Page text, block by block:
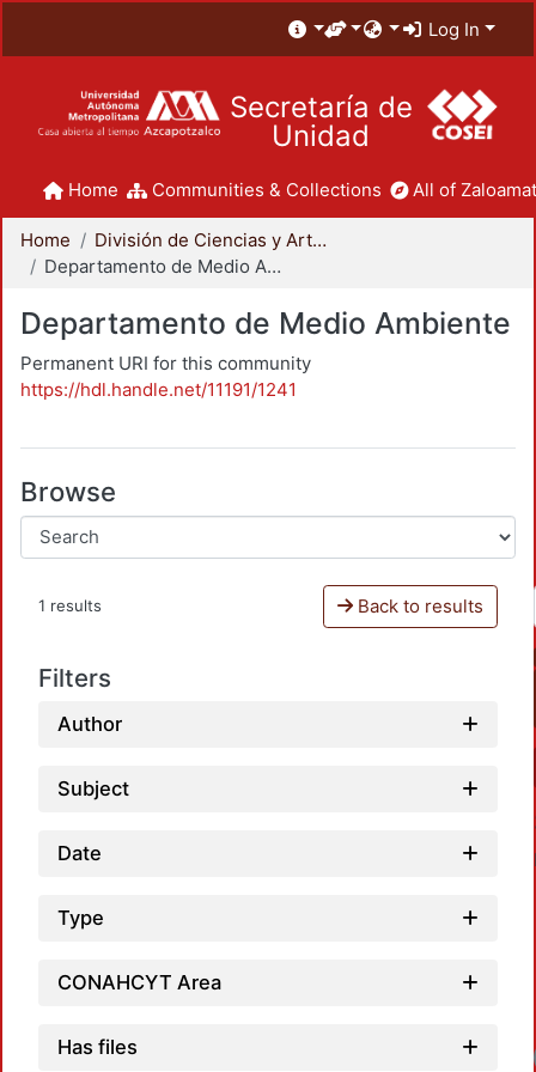
Log In
Secretaría de
Unidad
Home Communities & Collections All of
Home
División de Ciencias y Artes para el Diseño
Departamento de Medio Ambiente
Departamento de Medio Ambiente
Permanent URI for this community
https://hdl.handle.net/11191/1241
Browse
1 results Back to results
Filters
Author
Subject
Date
Type
CONAHCYT Area
Has files